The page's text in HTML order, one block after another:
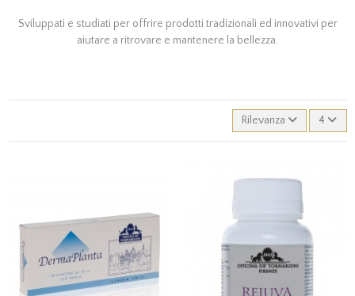
Sviluppati e studiati per offrire prodotti tradizionali ed innovativi per
aiutare a ritrovare e mantenere la bellezza.
Rilevanza 4